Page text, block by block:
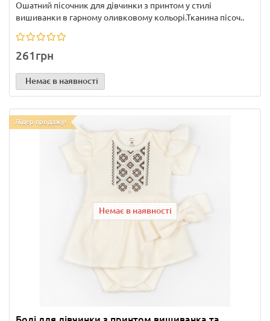
Ошатний пісочник для дівчинки з принтом у стилі
вишиванки в гарному оливковому кольорі.Тканина пісоч..
261грн
Немає в наявності
Лідер продажу!
Немає в наявності